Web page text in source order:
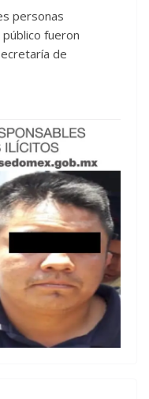
personas
fueron
de